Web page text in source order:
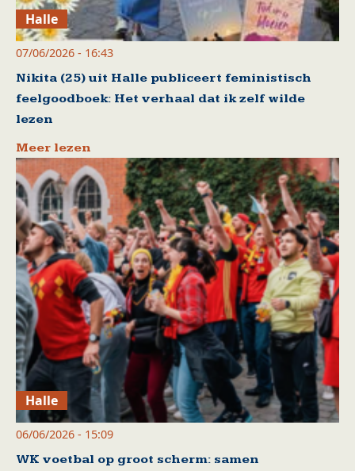
Halle
07/06/2026 - 16:43
Nikita (25) uit Halle publiceert feministisch
feelgoodboek: Het verhaal dat ik zelf wilde
lezen
Meer lezen
Halle
06/06/2026 - 15:09
WK voetbal op groot scherm: samen